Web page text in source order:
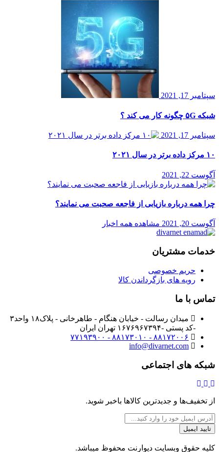
سپتامبر 17, 2021
شبکه ۵G چگونه کار می کند ؟
سپتامبر 17, 2021
۱۰ مرکز داده برتر در سال ۲۰۲۱
آگوست 22, 2021
چرا همه درباره بازیابی از فاجعه صحبت می نمایند؟
آگوست 20, 2021 مشاهده همه اخبار
خدمات مشتریان
حریم خصوصی
رویه های بازگرداندن کالا
تماس با ما
میدان رسالت - خیابان هنگام - طاهرخانی - پلاک۱۸ واحد۳
-کد پستی -۱۶۷۶۹۶۷۳۹۴ تهران ایران
۸۸۱۷۲۰۰۶ - ۸۸۱۷۳۰۱۰ - ۷۷۱۹۳۹۰۰
info@divarnet.com
شبکه های اجتماعی
از تخفیف‌ها و جدیدترین‌ کالاها باخبر شوید.
تایید ایمیل
کلیه حقوق وبسایت دیوارنت محفوظ میباشد.